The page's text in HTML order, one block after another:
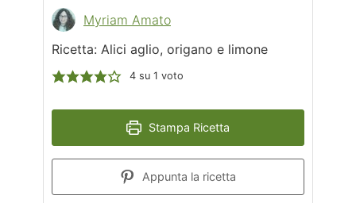
Myriam Amato
Ricetta: Alici aglio, origano e limone
4su 1 voto
Stampa Ricetta
Appunta la ricetta